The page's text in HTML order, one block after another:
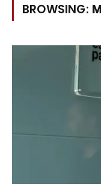
BROWSING: